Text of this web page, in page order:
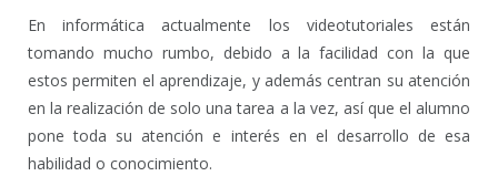
En informática actualmente los videotutoriales están
tomando mucho rumbo, debido a la facilidad con la que
estos permiten el aprendizaje, y además centran su atención
en la realización de solo una tarea a la vez, así que el alumno
pone toda su atención e interés en el desarrollo de esa
habilidad o conocimiento.